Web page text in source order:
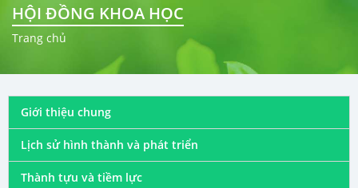
HỘI ĐỒNG KHOA HỌC
Trang chủ
Giới thiệu chung
Lịch sử hình thành và phát triển
Thành tựu và tiềm lực